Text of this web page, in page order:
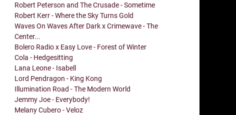
Robert Peterson and The Crusade - Sometime
Robert Kerr - Where the Sky Turns Gold
Waves On Waves After Dark x Crimewave - The
Center...
Bolero Radio x Easy Love - Forest of Winter
Cola - Hedgesitting
Lana Leone - Isabell
Lord Pendragon - King Kong
Illumination Road - The Modern World
Jemmy Joe - Everybody!
Melany Cubero - Veloz